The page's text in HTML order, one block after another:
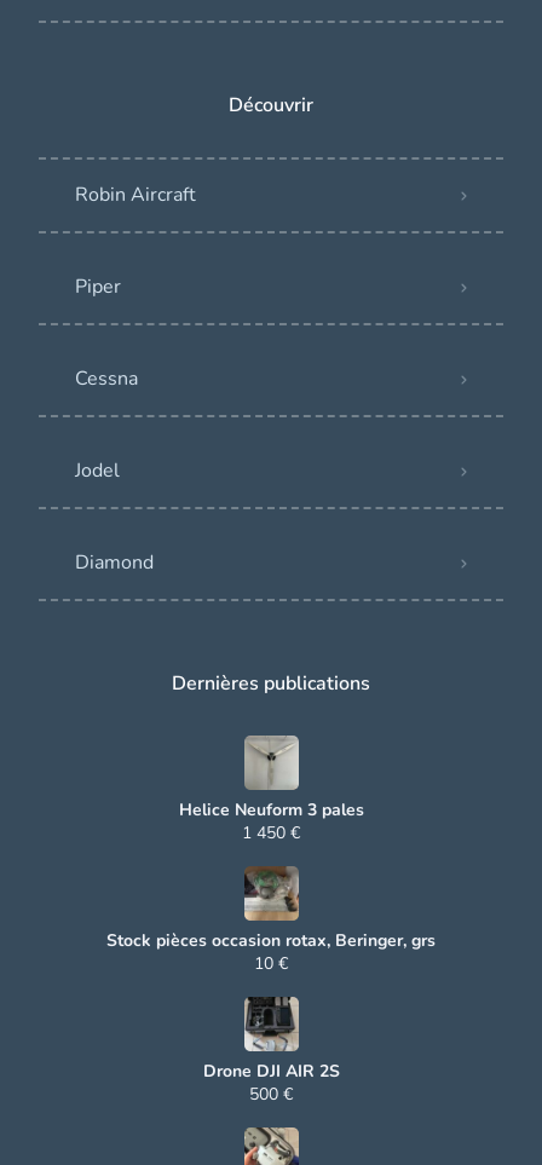
Découvrir
Robin Aircraft
Piper
Cessna
Jodel
Diamond
Dernières publications
Helice Neuform 3 pales
1 450 €
Stock pièces occasion rotax, Beringer, grs
10 €
Drone DJI AIR 2S
500 €